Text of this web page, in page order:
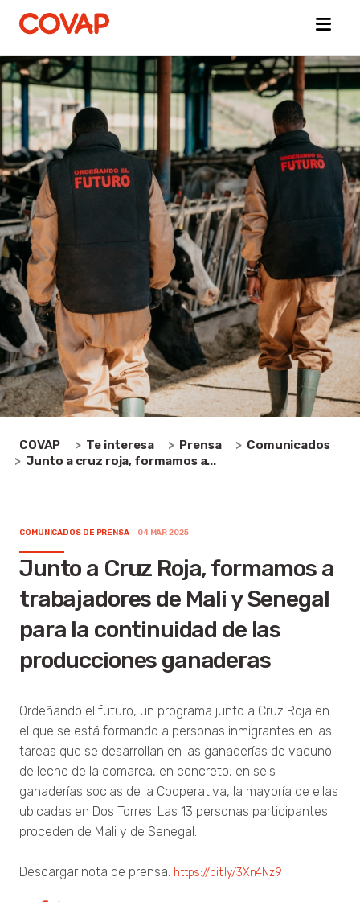
Búsquedas
sugeridas
Tiendas
online
Quiénes
somos
Bienestar
Animal
COVAP Te interesa Prensa
Comunicados
Junto a cruz roja, formamos a...
COMUNICADOS DE PRENSA 04 MAR 2025
Junto a Cruz Roja, formamos a
trabajadores de Mali y Senegal
para la continuidad de las
producciones ganaderas
Ordeñando el futuro, un programa junto a Cruz Roja en
el que se está formando a personas inmigrantes en las
tareas que se desarrollan en las ganaderías de vacuno
de leche de la comarca, en concreto, en seis
ganaderías socias de la Cooperativa, la mayoría de ellas
ubicadas en Dos Torres. Las 13 personas participantes
proceden de Mali y de Senegal.
Descargar nota de prensa: https://bit.ly/3Xn4Nz9